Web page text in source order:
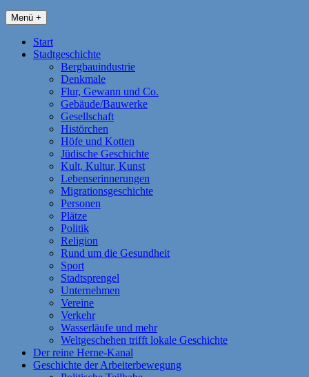
Menü +
Start
Stadtgeschichte
Bergbauindustrie
Denkmale
Flur, Gewann und Co.
Gebäude/Bauwerke
Gesellschaft
Histörchen
Höfe und Kotten
Jüdische Geschichte
Kult, Kultur, Kunst
Lebenserinnerungen
Migrationsgeschichte
Personen
Plätze
Politik
Religion
Rund um die Gesundheit
Sport
Stadtsprengel
Unternehmen
Vereine
Verkehr
Wasserläufe und mehr
Weltgeschehen trifft lokale Geschichte
Der reine Herne-Kanal
Geschichte der Arbeiterbewegung